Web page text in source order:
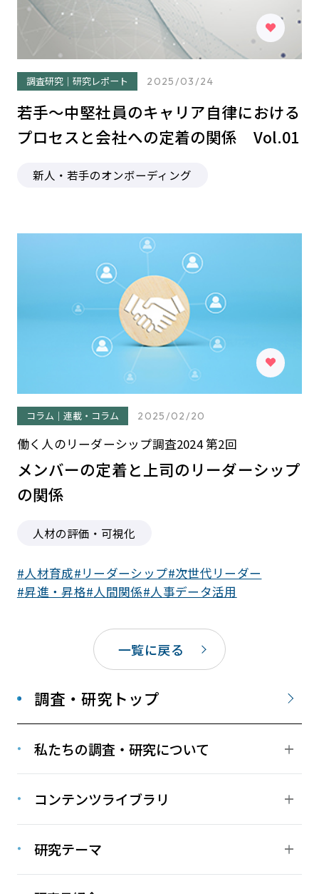
調査・研究トップ
私たちの調査・研究について
コンテンツライブラリ
研究テーマ
調査研究｜研究レポート 2025/03/24
若手～中堅社員のキャリア自律における
プロセスと会社への定着の関係 Vol.01
新人・若手のオンボーディング
コラム｜連載・コラム 2025/02/20
働く人のリーダーシップ調査2024 第2回
メンバーの定着と上司のリーダーシップ
の関係
人材の評価・可視化
人材育成 リーダーシップ 次世代リーダー
昇進・昇格 人間関係 人事データ活用
一覧に戻る